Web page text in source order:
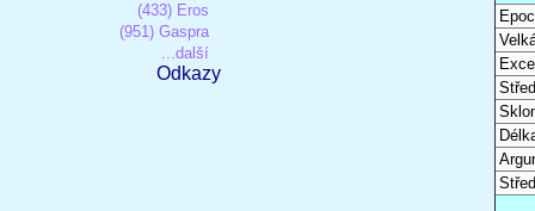
(433) Eros
(951) Gaspra
...další
Odkazy